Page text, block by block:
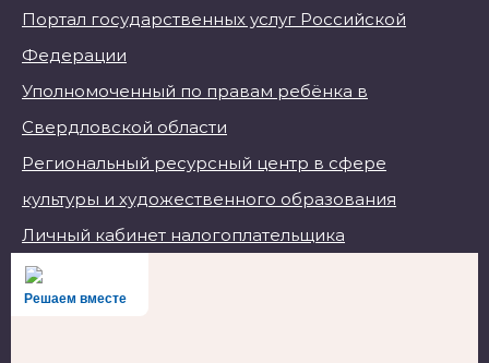
Портал государственных услуг Российской
Федерации
Уполномоченный по правам ребёнка в
Свердловской области
Региональный ресурсный центр в сфере
культуры и художественного образования
Личный кабинет налогоплательщика
Решаем вместе